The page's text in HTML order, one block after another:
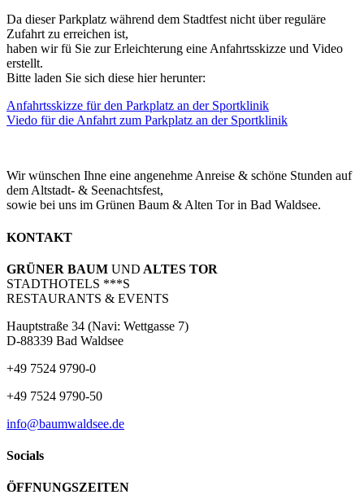
Da dieser Parkplatz während dem Stadtfest nicht über reguläre
Zufahrt zu erreichen ist,
haben wir fü Sie zur Erleichterung eine Anfahrtsskizze und Video
erstellt.
Bitte laden Sie sich diese hier herunter:
Anfahrtsskizze für den Parkplatz an der Sportklinik
Viedo für die Anfahrt zum Parkplatz an der Sportklinik
Wir wünschen Ihne eine angenehme Anreise & schöne Stunden auf
dem Altstadt- & Seenachtsfest,
sowie bei uns im Grünen Baum & Alten Tor in Bad Waldsee.
KONTAKT
GRÜNER BAUM UND ALTES TOR
STADTHOTELS ***S
RESTAURANTS & EVENTS
Hauptstraße 34 (Navi: Wettgasse 7)
D-88339 Bad Waldsee
+49 7524 9790-0
+49 7524 9790-50
info@baumwaldsee.de
Socials
ÖFFNUNGSZEITEN